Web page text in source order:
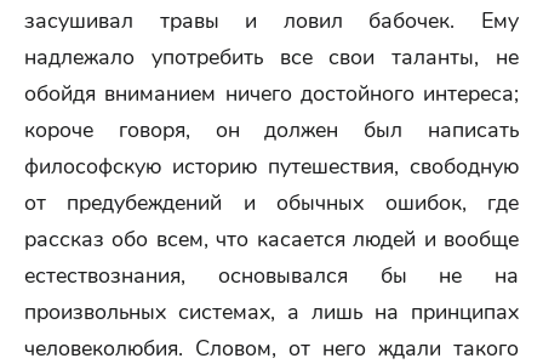
засушивал травы и ловил бабочек. Ему
надлежало употребить все свои таланты, не
обойдя вниманием ничего достойного интереса;
короче говоря, он должен был написать
философскую историю путешествия, свободную
от предубеждений и обычных ошибок, где
рассказ обо всем, что касается людей и вообще
естествознания, основывался бы не на
произвольных системах, а лишь на принципах
человеколюбия. Словом, от него ждали такого